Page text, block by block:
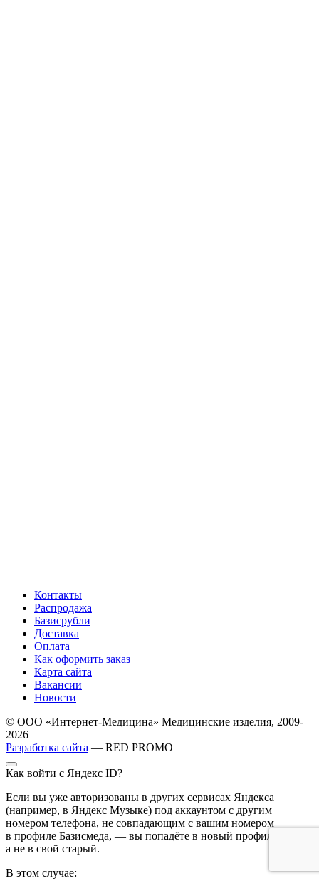
Контакты
Распродажа
Базисрубли
Доставка
Оплата
Как оформить заказ
Карта сайта
Вакансии
Новости
© ООО «Интернет-Медицина» Медицинские изделия, 2009-
2026
Разработка сайта — RED PROMO
Как войти с Яндекс ID?
Если вы уже авторизованы в других сервисах Яндекса
(например, в Яндекс Музыке) под аккаунтом с другим
номером телефона, не совпадающим с вашим номером
в профиле Базисмеда, — вы попадёте в новый профиль,
а не в свой старый.
В этом случае: